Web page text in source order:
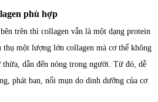
phù hợp
trên thì collagen vẫn là một dạng protein
thụ một lượng lớn collagen mà cơ thể không
thừa, dẫn đến nóng trong người. Từ đó, dễ
phát ban, nổi mụn do dinh dưỡng của cơ